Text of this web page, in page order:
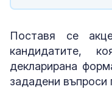
Поставя се
кандидатите,
декларирана
зададени въпроси